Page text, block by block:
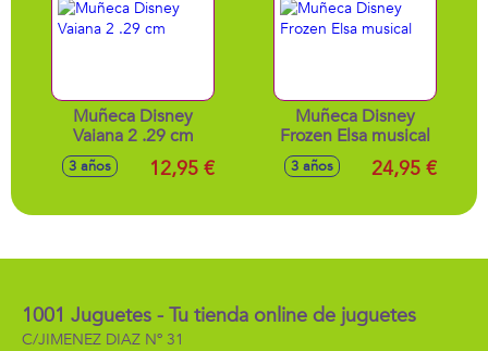
Muñeca Disney
Vaiana 2 .29 cm
3 años 12,95 €
Muñeca Disney
Frozen Elsa musical
3 años 24,95 €
1001 Juguetes - Tu tienda online de juguetes
C/JIMENEZ DIAZ Nº 31